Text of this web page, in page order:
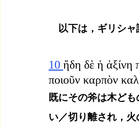
以下は，ギリシャ
10 ἤδη δὲ ἡ ἀξίνη
ποιοῦν καρπὸν
既にその斧は木ど
い／切り離され，